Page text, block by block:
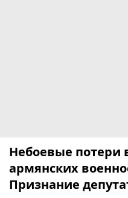
Небоевые потери
армянских
Признание